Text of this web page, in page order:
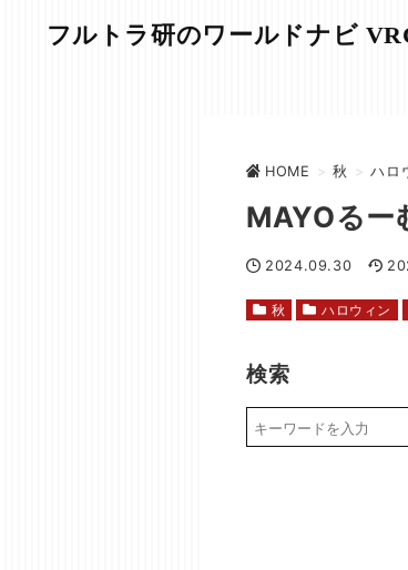
フルトラ研のワールドナビ
HOME > 秋 > ハロ
MAYOるー
2024.09.30
秋 ハロウィン
検索